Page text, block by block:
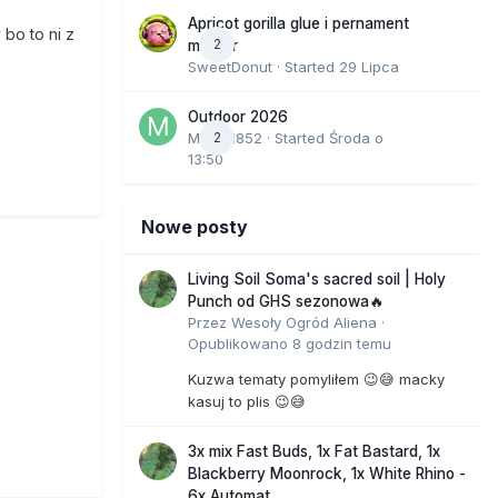
skręta
bo to ni z
2
Apricot gorilla glue i pernament
marker
SweetDonut · Started 29 Lipca
2
Outdoor 2026
Marcel852 · Started Środa o
13:50
Nowe posty
Living Soil Soma's sacred soil | Holy
Punch od GHS sezonowa🔥
Przez Wesoły Ogród Aliena ·
Opublikowano 8 godzin temu
Kuzwa tematy pomyliłem 😉😅 macky
kasuj to plis 😉😅
3x mix Fast Buds, 1x Fat Bastard, 1x
Blackberry Moonrock, 1x White Rhino -